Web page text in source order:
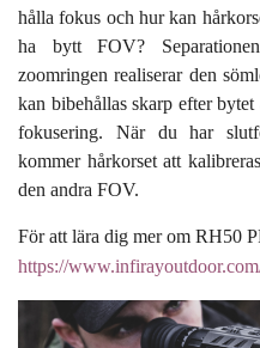
hålla fokus och hur kan
ha bytt FOV?
zoomringen realiserar den
kan bibehållas skarp efter
fokusering. När du har
kommer hårkorset att
den andra FOV.
För att lära dig mer om RH50
https://